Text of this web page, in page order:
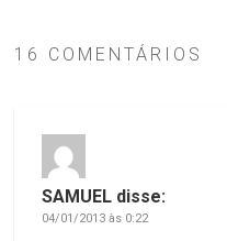
16 COMENTÁRIOS
SAMUEL disse:
04/01/2013 às 0:22